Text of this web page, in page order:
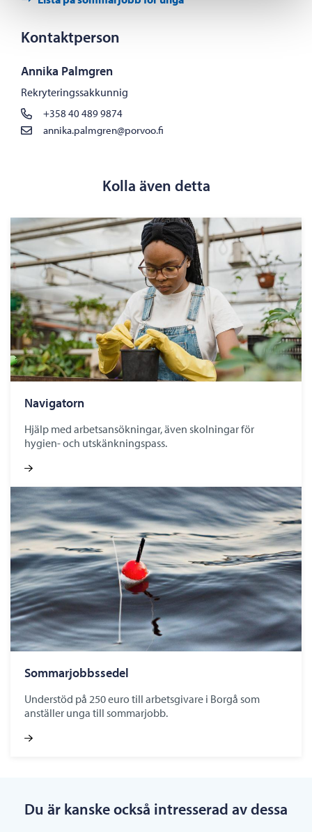
Kontaktperson
Annika Palmgren
Rekryteringssakkunnig
+358 40 489 9874
annika.palmgren@porvoo.fi
Kolla även detta
Navigatorn
Hjälp med arbetsansökningar, även skolningar för
hygien- och utskänkningspass.
Sommarjobbssedel
Understöd på 250 euro till arbetsgivare i Borgå som
anställer unga till sommarjobb.
Du är kanske också intresserad av dessa